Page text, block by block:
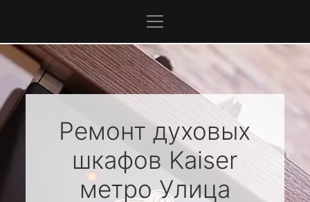
Ремонт духовых
шкафов Kaiser
метро Улица